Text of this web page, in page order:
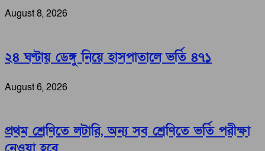
August 8, 2026
২৪ ঘণ্টায় ডেঙ্গু নিয়ে হাসপাতালে ভর্তি ৪৭১
August 6, 2026
প্রথম শ্রেণিতে লটারি, অন্য সব শ্রেণিতে ভর্তি পরীক্ষা